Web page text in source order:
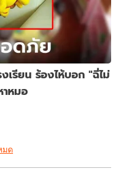
เรียน ร้องไห้บอก "ฉี่ไม่
หมอ
มด